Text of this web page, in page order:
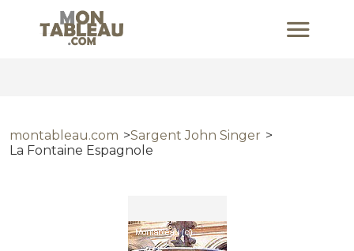
montableau.com
Sargent John Singer
La Fontaine Espagnole